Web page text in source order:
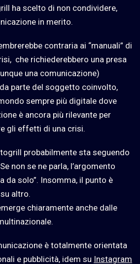
ha scelto di non condividere,
in merito.
contraria ai “manuali” di
che richiederebbero una presa
una comunicazione)
parte del soggetto coinvolto,
sempre più digitale dove
è ancora più rilevante per
gli effetti di una crisi.
probabilmente sta seguendo
non se ne parla, l’argomento
da solo”. Insomma, il punto è
altro.
chiaramente anche dalle
è totalmente orientata
e pubblicità, idem su Instagram